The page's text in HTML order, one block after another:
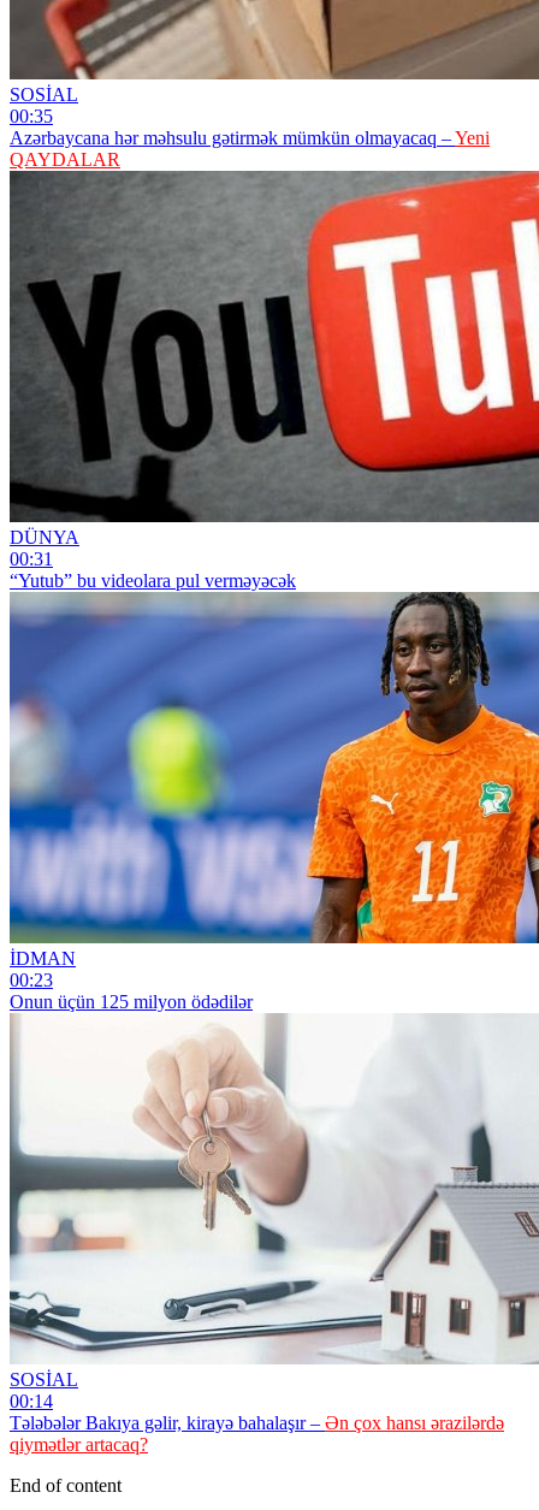
SOSİAL
00:35
Azərbaycana hər məhsulu gətirmək mümkün olmayacaq –Yeni
QAYDALAR
DÜNYA
00:31
“Yutub” bu videolara pul verməyəcək
İDMAN
00:23
Onun üçün 125 milyon ödədilər
SOSİAL
00:14
Tələbələr Bakıya gəlir, kirayə bahalaşır – Ən çox hansı ərazilərdə
qiymətlər artacaq?
End of content